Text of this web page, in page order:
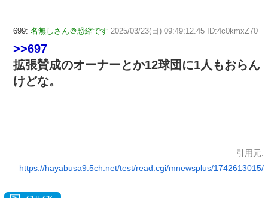
699: 名無しさん＠恐縮です 2025/03/23(日) 09:49:12.45 ID:4c0kmxZ70
>>697
拡張賛成のオーナーとか12球団に1人もおらん
けどな。
引用元:
https://hayabusa9.5ch.net/test/read.cgi/mnewsplus/1742613015/